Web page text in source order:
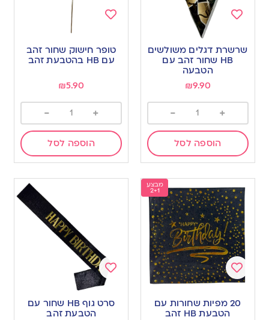
to
wishlist
שרשרת דגלים משולשים
HB שחור זהב עם
הטבעה
₪9.90
+
-
הוספה לסל
to
wishlist
טופר חישוק שחור זהב
עם HB בהטבעת זהב
₪5.90
+
-
הוספה לסל
מבצע
2+1
Add
to
wishlist
20 מפיות שחורות עם
הטבעת HB זהב
Add
to
wishlist
סרט גוף HB שחור עם
הטבעת זהב